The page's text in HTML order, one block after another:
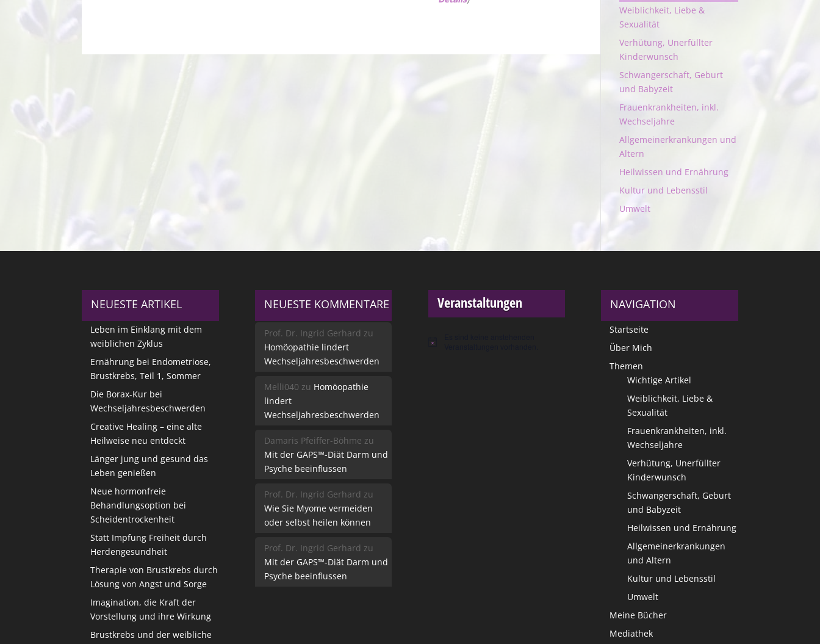
Weiblichkeit, Liebe &
Sexualität
Verhütung, Unerfüllter
Kinderwunsch
Schwangerschaft, Geburt
und Babyzeit
Frauenkrankheiten, inkl.
Wechseljahre
Allgemeinerkrankungen und
Altern
Heilwissen und Ernährung
Kultur und Lebensstil
Umwelt
NEUESTE ARTIKEL
Leben im Einklang mit dem
weiblichen Zyklus
Ernährung bei Endometriose,
Brustkrebs, Teil 1, Sommer
Die Borax-Kur bei
Wechseljahresbeschwerden
Creative Healing – eine alte
Heilweise neu entdeckt
Länger jung und gesund das
Leben genießen
Neue hormonfreie
Behandlungsoption bei
Scheidentrockenheit
Statt Impfung Freiheit durch
Herdengesundheit
Therapie von Brustkrebs durch
Lösung von Angst und Sorge
Imagination, die Kraft der
Vorstellung und ihre Wirkung
Brustkrebs und der weibliche
NEUESTE KOMMENTARE
Prof. Dr. Ingrid Gerhard zu
Homöopathie lindert
Wechseljahresbeschwerden
Melli040 zu Homöopathie
lindert
Wechseljahresbeschwerden
Damaris Pfeiffer-Böhme zu
Mit der GAPS™-Diät Darm und
Psyche beeinflussen
Prof. Dr. Ingrid Gerhard zu
Wie Sie Myome vermeiden
oder selbst heilen können
Prof. Dr. Ingrid Gerhard zu
Mit der GAPS™-Diät Darm und
Psyche beeinflussen
Veranstaltungen
Hinweis
NAVIGATION
Startseite
Über Mich
Themen
Wichtige Artikel
Weiblichkeit, Liebe &
Sexualität
Frauenkrankheiten, inkl.
Wechseljahre
Verhütung, Unerfüllter
Kinderwunsch
Schwangerschaft, Geburt
und Babyzeit
Heilwissen und Ernährung
Allgemeinerkrankungen
und Altern
Kultur und Lebensstil
Umwelt
Meine Bücher
Mediathek